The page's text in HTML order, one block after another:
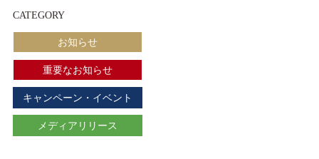
CATEGORY
お知らせ
重要なお知らせ
キャンペーン・イベント
メディアリリース